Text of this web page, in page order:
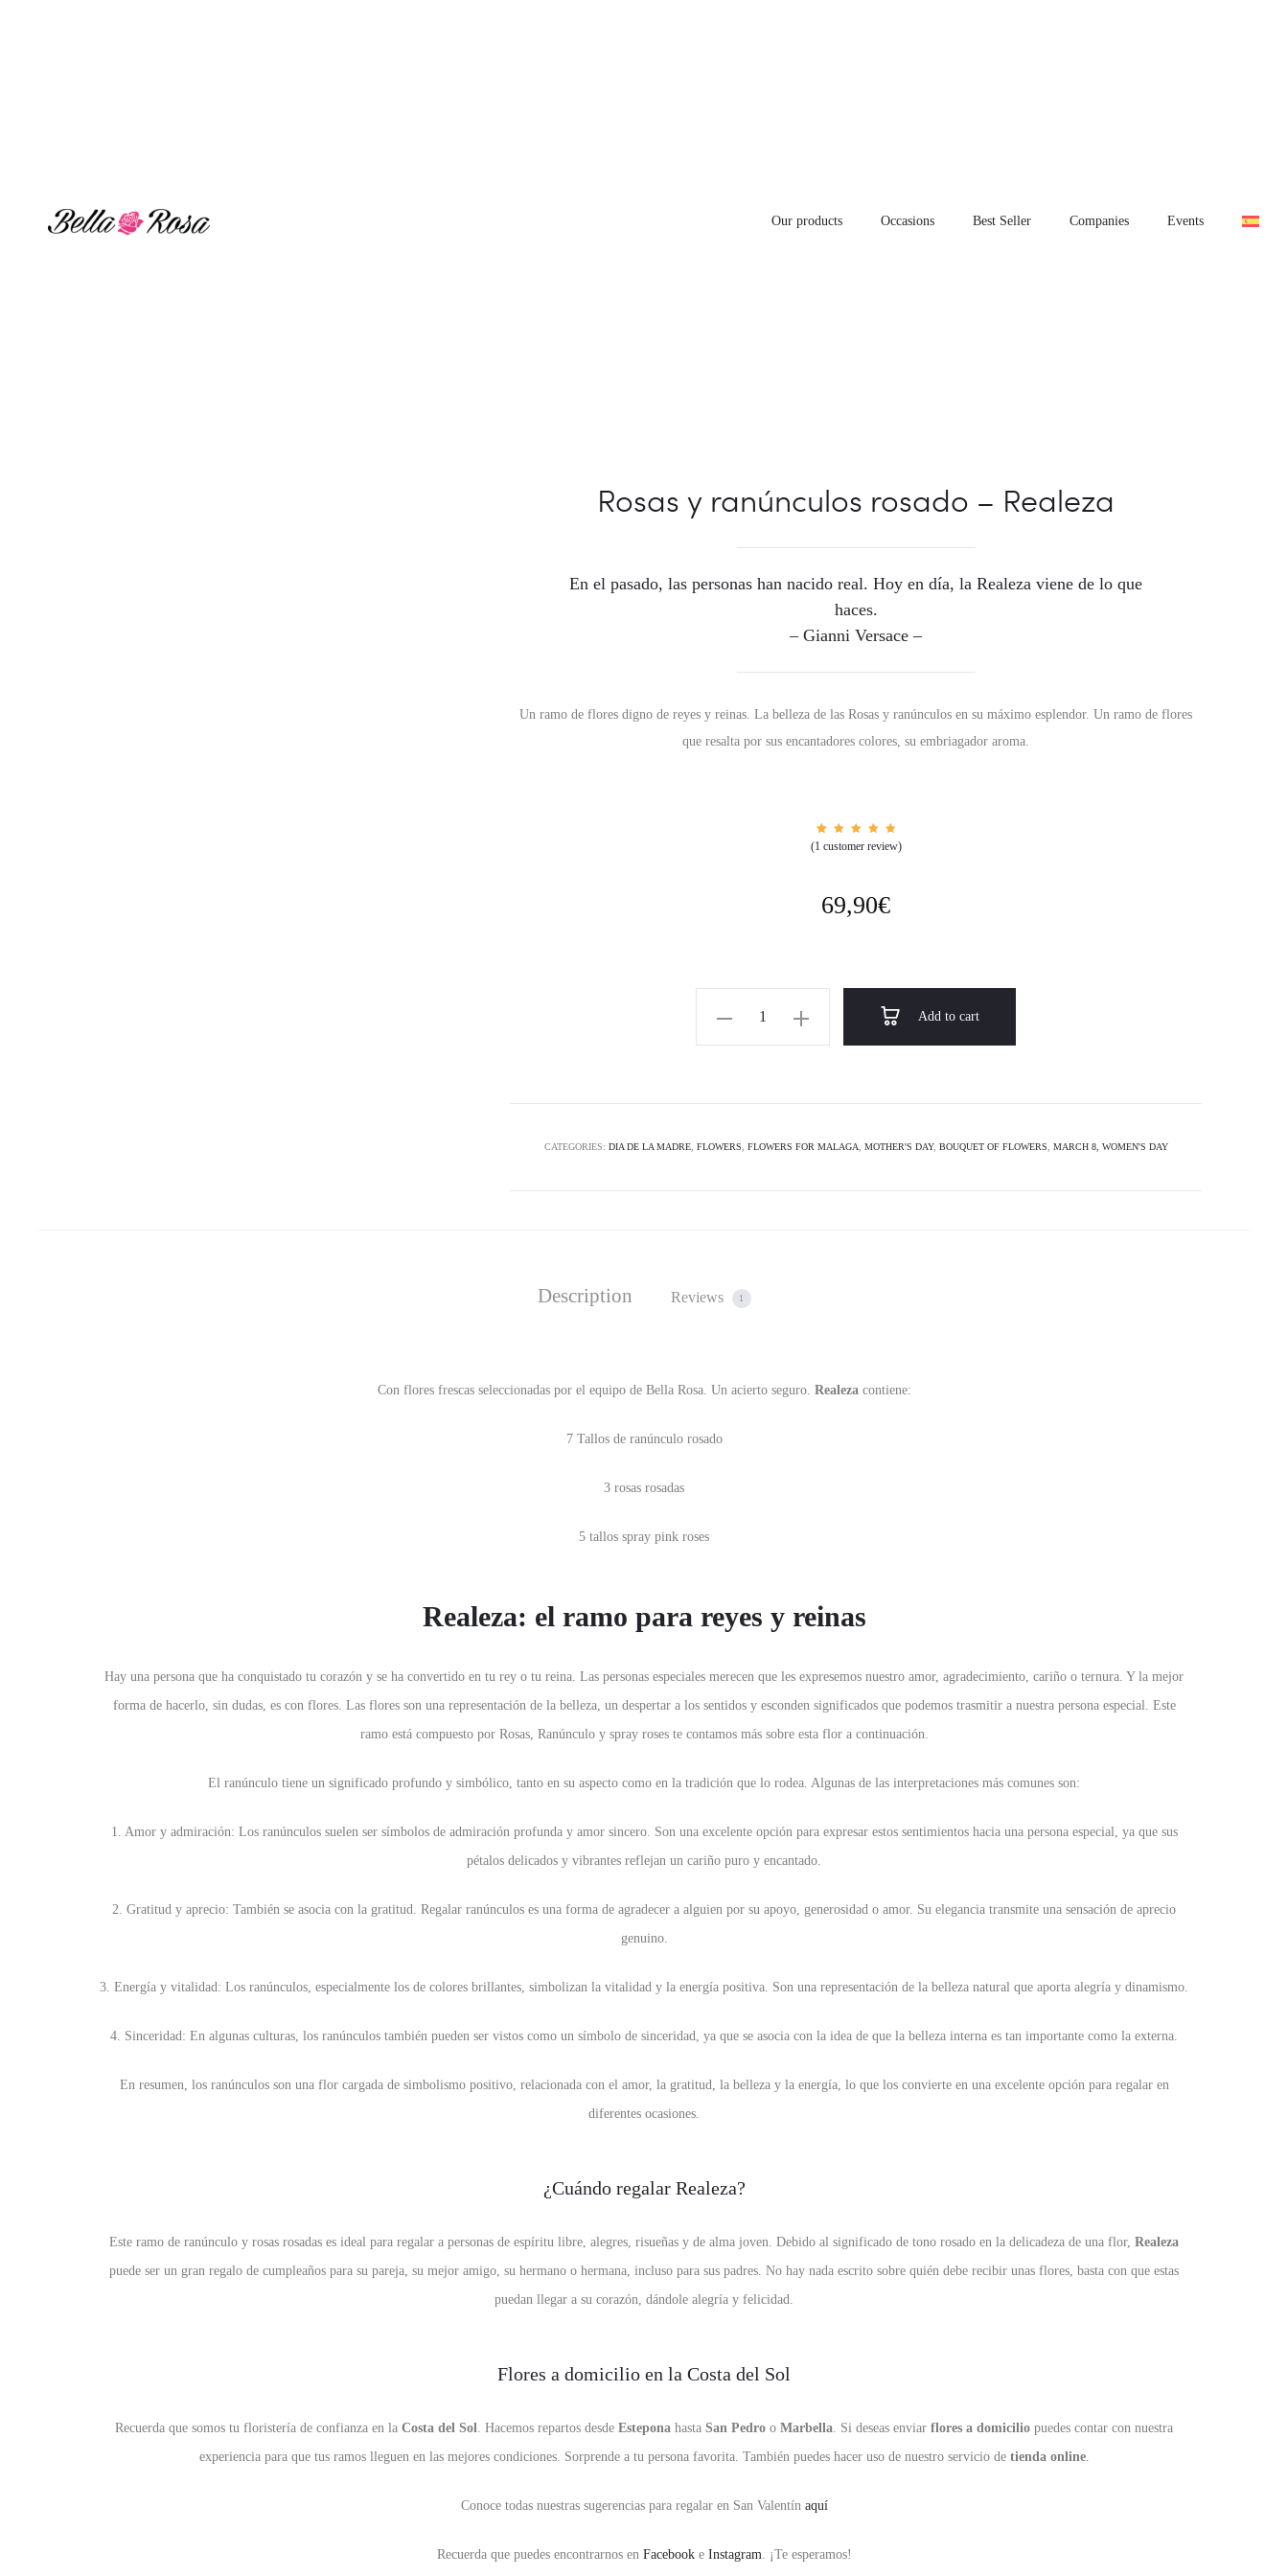
Our products Occasions Best Seller Companies Events
Rosas y ranúnculos rosado – Realeza
En el pasado, las personas han nacido real. Hoy en día, la Realeza viene de lo que
haces.
– Gianni Versace –
Un ramo de flores digno de reyes y reinas. La belleza de las Rosas y ranúnculos en su máximo esplendor. Un ramo de flores
que resalta por sus encantadores colores, su embriagador aroma.
Rated
5.00
1
custom
er
rating
(1 customer review)
69,90€
Add to cart
CATEGORIES: DIA DE LA MADRE, FLOWERS, FLOWERS FOR MALAGA, MOTHER'S DAY, BOUQUET OF FLOWERS, MARCH 8, WOMEN'S DAY
Description Reviews 1
Con flores frescas seleccionadas por el equipo de Bella Rosa. Un acierto seguro. Realezacontiene:
7 Tallos de ranúnculo rosado
3 rosas rosadas
5 tallos spray pink roses
Realeza: el ramo para reyes y reinas
Hay una persona que ha conquistado tu corazón y se ha convertido en tu rey o tu reina. Las personas especiales merecen que les expresemos nuestro amor, agradecimiento, cariño o ternura. Y la mejor
forma de hacerlo, sin dudas, es con flores. Las flores son una representación de la belleza, un despertar a los sentidos y esconden significados que podemos trasmitir a nuestra persona especial. Este
ramo está compuesto por Rosas, Ranúnculo y spray roses te contamos más sobre esta flor a continuación.
El ranúnculo tiene un significado profundo y simbólico, tanto en su aspecto como en la tradición que lo rodea. Algunas de las interpretaciones más comunes son:
1. Amor y admiración: Los ranúnculos suelen ser símbolos de admiración profunda y amor sincero. Son una excelente opción para expresar estos sentimientos hacia una persona especial, ya que sus
pétalos delicados y vibrantes reflejan un cariño puro y encantado.
2. Gratitud y aprecio: También se asocia con la gratitud. Regalar ranúnculos es una forma de agradecer a alguien por su apoyo, generosidad o amor. Su elegancia transmite una sensación de aprecio
genuino.
3. Energía y vitalidad: Los ranúnculos, especialmente los de colores brillantes, simbolizan la vitalidad y la energía positiva. Son una representación de la belleza natural que aporta alegría y dinamismo.
4. Sinceridad: En algunas culturas, los ranúnculos también pueden ser vistos como un símbolo de sinceridad, ya que se asocia con la idea de que la belleza interna es tan importante como la externa.
En resumen, los ranúnculos son una flor cargada de simbolismo positivo, relacionada con el amor, la gratitud, la belleza y la energía, lo que los convierte en una excelente opción para regalar en
diferentes ocasiones.
¿Cuándo regalar Realeza?
Este ramo de ranúnculo y rosas rosadas es ideal para regalar a personas de espíritu libre, alegres, risueñas y de alma joven. Debido al significado de tono rosado en la delicadeza de una flor, Realeza
puede ser un gran regalo de cumpleaños para su pareja, su mejor amigo, su hermano o hermana, incluso para sus padres. No hay nada escrito sobre quién debe recibir unas flores, basta con que estas
puedan llegar a su corazón, dándole alegría y felicidad.
Flores a domicilio en la Costa del Sol
Recuerda que somos tu floristería de confianza en la Costa del Sol. Hacemos repartos desde Estepona hasta San Pedro o Marbella. Si deseas enviar flores a domicilio puedes contar con nuestra
experiencia para que tus ramos lleguen en las mejores condiciones. Sorprende a tu persona favorita. También puedes hacer uso de nuestro servicio de tienda online.
Conoce todas nuestras sugerencias para regalar en San Valentín aquí
Recuerda que puedes encontrarnos en Facebooke Instagram. ¡Te esperamos!